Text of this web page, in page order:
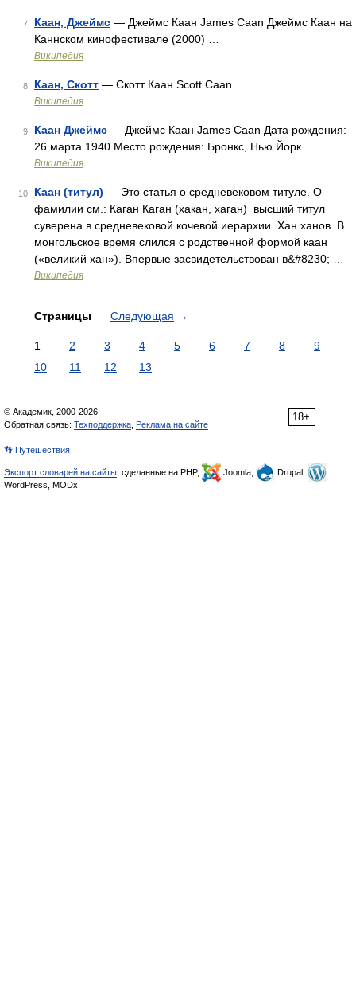
7 Каан, Джеймс — Джеймс Каан James Caan Джеймс Каан на
Каннском кинофестивале (2000) …
Википедия
8 Каан, Скотт — Скотт Каан Scott Caan …
Википедия
9 Каан Джеймс — Джеймс Каан James Caan Дата рождения:
26 марта 1940 Место рождения: Бронкс, Нью Йорк …
Википедия
10 Каан (титул) — Это статья о средневековом титуле. О
фамилии см.: Каган Каган (хакан, хаган) высший титул
суверена в средневековой кочевой иерархии. Хан ханов. В
монгольское время слился с родственной формой каан
(«великий хан»). Впервые засвидетельствован в&#8230; …
Википедия
Страницы Следующая →
1 2 3 4 5 6 7 8
9
10
11 12 13
18+
© Академик, 2000-2026
Обратная связь: Техподдержка Реклама на сайте
👣 Путешествия
Экспорт словарей на сайты , сделанные на PHP, Joomla,
Drupal,
WordPress, MODx.